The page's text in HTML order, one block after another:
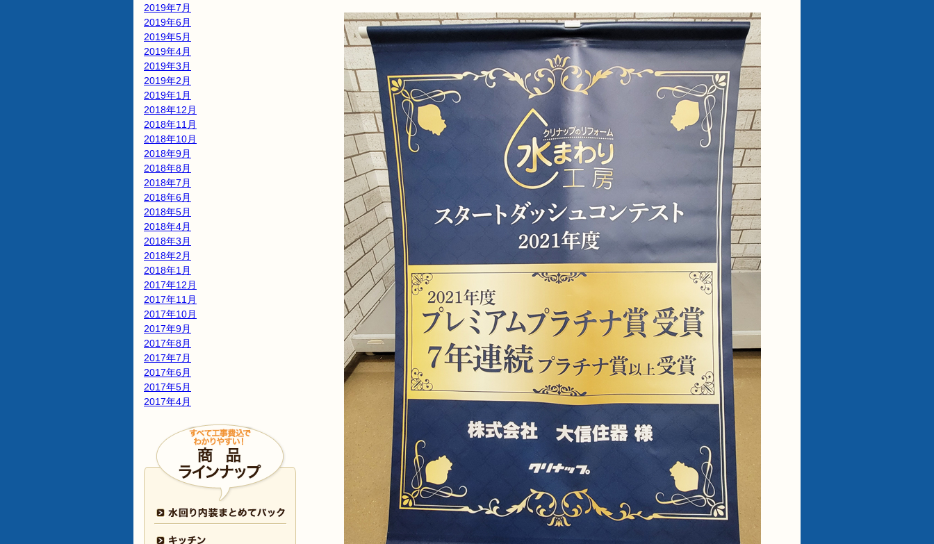
2019年7月
2019年6月
2019年5月
2019年4月
2019年3月
2019年2月
2019年1月
2018年12月
2018年11月
2018年10月
2018年9月
2018年8月
2018年7月
2018年6月
2018年5月
2018年4月
2018年3月
2018年2月
2018年1月
2017年12月
2017年11月
2017年10月
2017年9月
2017年8月
2017年7月
2017年6月
2017年5月
2017年4月